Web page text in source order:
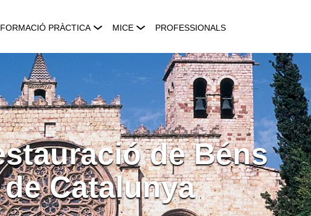
PRÀCTICA MICE PROFESSIONALS
de Béns
Catalunya